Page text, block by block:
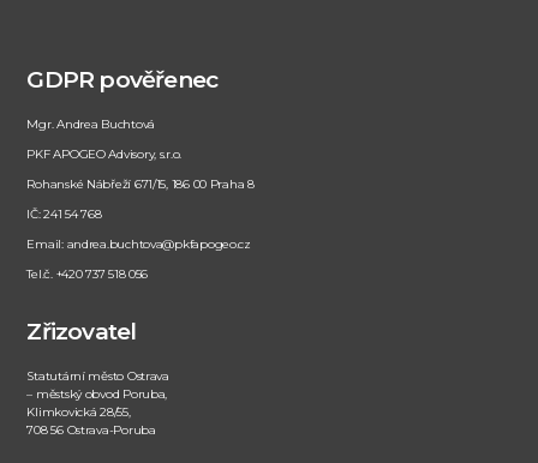
GDPR pověřenec
Mgr. Andrea Buchtová
PKF APOGEO Advisory, s.r.o.
Rohanské Nábřeží 671/15, 186 00 Praha 8
IČ: 241 54 768
Email: andrea.buchtova@pkfapogeo.cz
Tel.č. +420 737 518 056
Zřizovatel
Statutární město Ostrava
– městský obvod Poruba,
Klimkovická 28/55,
708 56 Ostrava-Poruba